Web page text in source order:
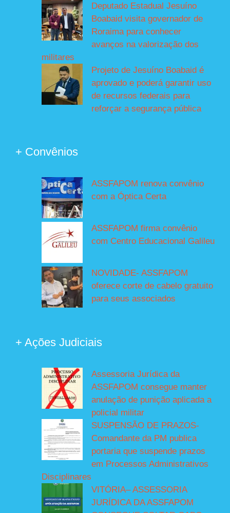
Deputado Estadual Jesuíno
Boabaid visita governador de
Roraima para conhecer
avanços na valorização dos
militares
Projeto de Jesuíno Boabaid é
aprovado e poderá garantir uso
de recursos federais para
reforçar a segurança pública
+ Convênios
ASSFAPOM renova convênio
com a Óptica Certa
ASSFAPOM firma convênio
com Centro Educacional Galileu
NOVIDADE- ASSFAPOM
oferece corte de cabelo gratuito
para seus associados
+ Ações Judiciais
Assessoria Jurídica da
ASSFAPOM consegue manter
anulação de punição aplicada a
policial militar
SUSPENSÃO DE PRAZOS-
Comandante da PM publica
portaria que suspende prazos
em Processos Administrativos
Disciplinares
VITÓRIA– ASSESSORIA
JURÍDICA DA ASSFAPOM